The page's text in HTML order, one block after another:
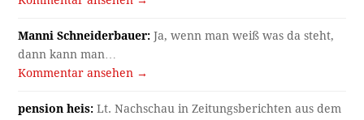
Manni Schneiderbauer: Ja, wenn man weiß was da steht,
dann kann man…
Kommentar ansehen →
pension heis: Lt. Nachschau in Zeitungsberichten aus dem